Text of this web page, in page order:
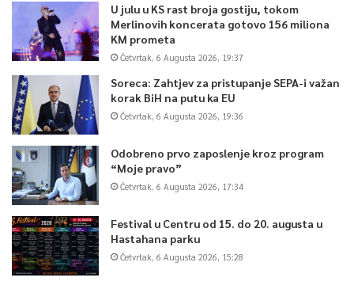
U julu u KS rast broja gostiju, tokom
Merlinovih koncerata gotovo 156 miliona
KM prometa
Četvrtak, 6 Augusta 2026, 19:37
Soreca: Zahtjev za pristupanje SEPA-i važan
korak BiH na putu ka EU
Četvrtak, 6 Augusta 2026, 19:36
Odobreno prvo zaposlenje kroz program
“Moje pravo”
Četvrtak, 6 Augusta 2026, 17:34
Festival u Centru od 15. do 20. augusta u
Hastahana parku
Četvrtak, 6 Augusta 2026, 15:28